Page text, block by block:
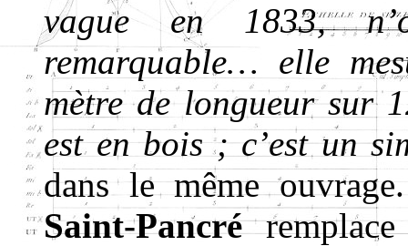
vague en 1833,
remarquable… elle
mètre de longueur sur
est en bois ; c’est un
dans le même
Saint-Pancréremplace